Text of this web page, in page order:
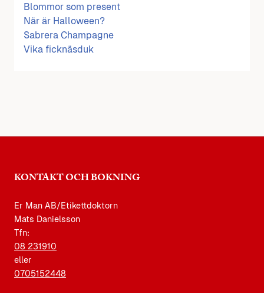
Blommor som present
När är Halloween?
Sabrera Champagne
Vika ficknäsduk
KONTAKT OCH BOKNING
Er Man AB/Etikettdoktorn
Mats Danielsson
Tfn:
08 231910
eller
0705152448